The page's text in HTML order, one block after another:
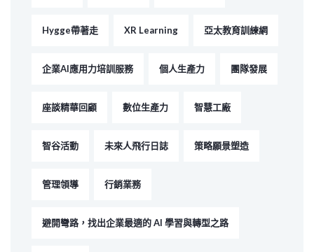
Hygge帶著走 XR Learning 亞太教育訓練網
企業AI應用力培訓服務 個人生產力 團隊發展
座談精華回顧 數位生產力 智慧工廠
智谷活動 未來人飛行日誌 策略願景塑造
管理領導 行銷業務
避開彎路，找出企業最適的 AI 學習與轉型之路